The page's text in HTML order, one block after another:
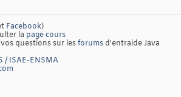
Facebook)
la page cours
questions sur lesforums d'entraide Java
/ ISAE-ENSMA